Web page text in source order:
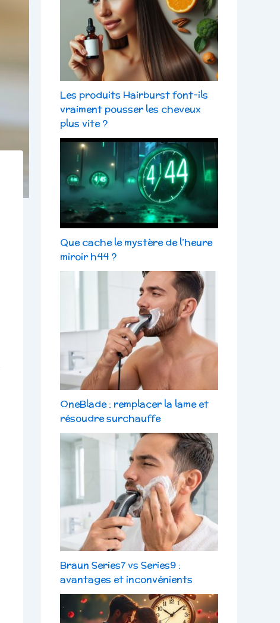
Les produits Hairburst font-ils
vraiment pousser les cheveux
plus vite ?
Que cache le mystère de l’heure
miroir h44 ?
OneBlade : remplacer la lame et
résoudre surchauffe
Braun Series7 vs Series9 :
avantages et inconvénients